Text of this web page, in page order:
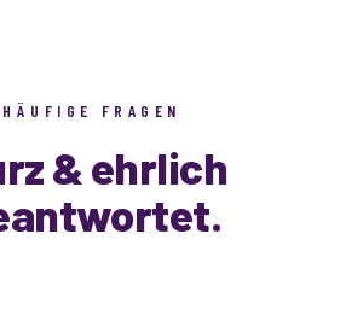
HÄUFIGE FRAGEN
& ehrlich